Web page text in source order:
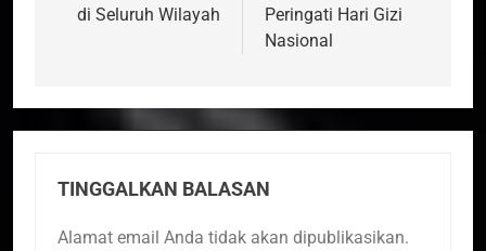
di Seluruh Wilayah
Peringati Hari Gizi
Nasional
TINGGALKAN BALASAN
Alamat email Anda tidak akan dipublikasikan.